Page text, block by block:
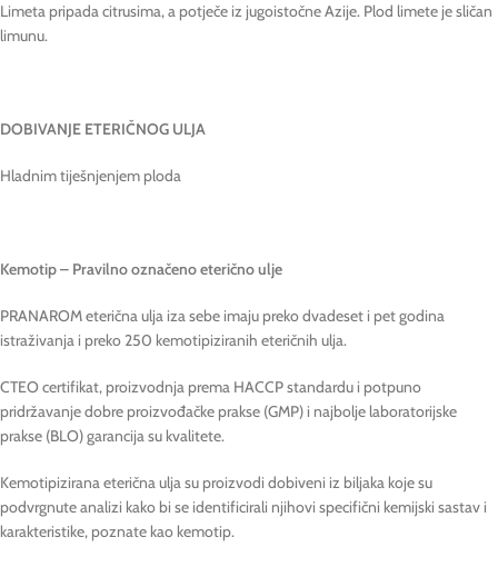
Limeta pripada citrusima, a potječe iz jugoistočne Azije. Plod limete je sličan
limunu.
DOBIVANJE ETERIČNOG ULJA
Hladnim tiješnjenjem ploda
Kemotip – Pravilno označeno eterično ulje
PRANAROM eterična ulja iza sebe imaju preko dvadeset i pet godina
istraživanja i preko 250 kemotipiziranih eteričnih ulja.
CTEO certifikat, proizvodnja prema HACCP standardu i potpuno
pridržavanje dobre proizvođačke prakse (GMP) i najbolje laboratorijske
prakse (BLO) garancija su kvalitete.
Kemotipizirana eterična ulja su proizvodi dobiveni iz biljaka koje su
podvrgnute analizi kako bi se identificirali njihovi specifični kemijski sastav i
karakteristike, poznate kao kemotip.